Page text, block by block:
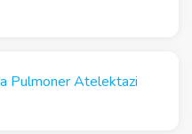
Pulmoner Atelektazi